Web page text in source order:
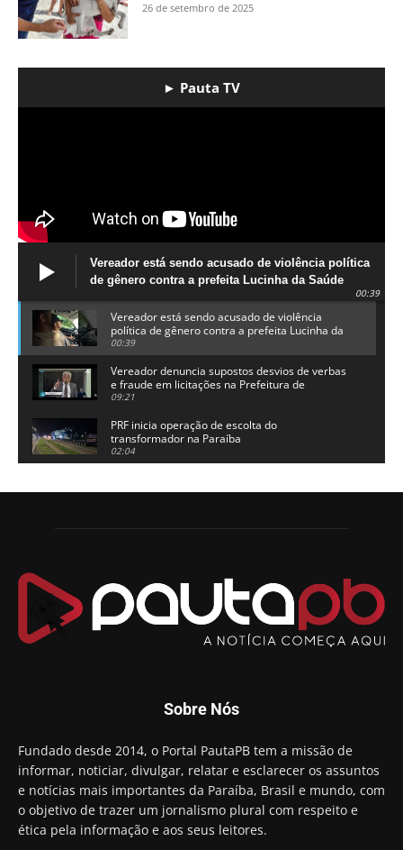
26 de setembro de 2025
► Pauta TV
Vereador está sendo acusado de violência política
de gênero contra a prefeita Lucinha da Saúde
00:39
Vereador está sendo acusado de violência
política de gênero contra a prefeita Lucinha da
Saúde
00:39
Vereador denuncia supostos desvios de verbas
e fraude em licitações na Prefeitura de
Alhandra
09:21
PRF inicia operação de escolta do
transformador na Paraíba
02:04
candidatura a governador da Paraíba
Chapa dos sonhos: Cícero agradece a Galdino,
Arthur Lira parabeniza Karla Pimentel por sua
reeleição em Conde
00:23
Aguinaldo Ribeiro destaca apoio do PP a Hugo
preso e faz vídeo na cadeia
Hugo Motta retira projeto que permitia bancos
"confiscar" dinheiro de clientes
01:49
Descaso da gestão Panta deixa crianças e
professoras 'ilhadas' em creche
00:16
Sobre Nós
Fundado desde 2014, o Portal PautaPB tem a missão de
informar, noticiar, divulgar, relatar e esclarecer os assuntos
e notícias mais importantes da Paraíba, Brasil e mundo, com
o objetivo de trazer um jornalismo plural com respeito e
ética pela informação e aos seus leitores.